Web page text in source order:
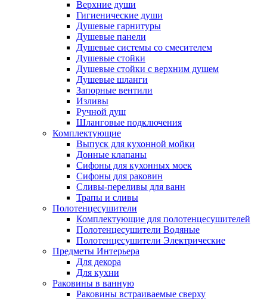
Верхние души
Гигиенические души
Душевые гарнитуры
Душевые панели
Душевые системы со смесителем
Душевые стойки
Душевые стойки с верхним душем
Душевые шланги
Запорные вентили
Изливы
Ручной душ
Шланговые подключения
Комплектующие
Выпуск для кухонной мойки
Донные клапаны
Сифоны для кухонных моек
Сифоны для раковин
Сливы-переливы для ванн
Трапы и сливы
Полотенцесушители
Комплектующие для полотенцесушителей
Полотенцесушители Водяные
Полотенцесушители Электрические
Предметы Интерьера
Для декора
Для кухни
Раковины в ванную
Раковины встраиваемые сверху